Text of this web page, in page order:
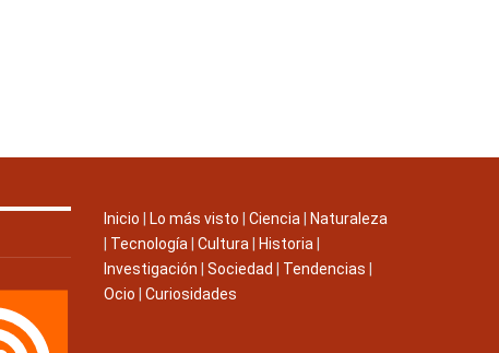
Inicio Lo más visto Ciencia
Naturaleza
Tecnología Cultura Historia
Investigación
Sociedad Tendencias
Ocio
Curiosidades